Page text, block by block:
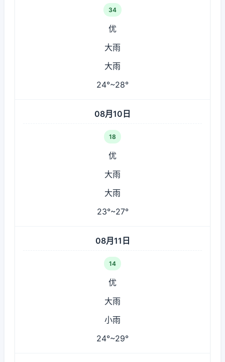
34
优
大雨
大雨
24°~28°
08月10日
18
优
大雨
大雨
23°~27°
08月11日
14
优
大雨
小雨
24°~29°